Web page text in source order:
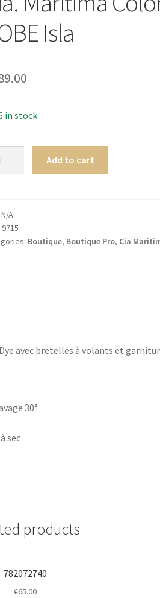
Isla
in stock
Add to cart
N/A
9715
Boutique, Boutique Pro, Cia
avec bretelles à volants et
30°
sec
products
782072740
€65.00